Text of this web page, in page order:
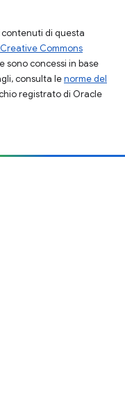
di questa
Commons
sono concessi in base
consulta lenorme del
registrato di Oracle